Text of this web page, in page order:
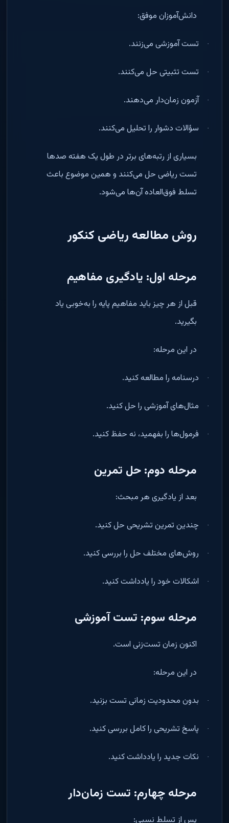
دانش‌آموزان موفق:
· تست آموزشی می‌زنند.
· تست تثبیتی حل می‌کنند.
· آزمون زمان‌دار می‌دهند.
· سؤالات دشوار را تحلیل می‌کنند.
بسیاری از رتبه‌های برتر در طول یک هفته صدها
تست ریاضی حل می‌کنند و همین موضوع باعث
تسلط فوق‌العاده آن‌ها می‌شود.
روش مطالعه ریاضی کنکور
مرحله اول: یادگیری مفاهیم
قبل از هر چیز باید مفاهیم پایه را به‌خوبی یاد
بگیرید.
در این مرحله:
· درسنامه را مطالعه کنید.
· مثال‌های آموزشی را حل کنید.
· فرمول‌ها را بفهمید، نه حفظ کنید.
مرحله دوم: حل تمرین
بعد از یادگیری هر مبحث:
· چندین تمرین تشریحی حل کنید.
· روش‌های مختلف حل را بررسی کنید.
· اشکالات خود را یادداشت کنید.
مرحله سوم: تست آموزشی
اکنون زمان تست‌زنی است.
در این مرحله:
· بدون محدودیت زمانی تست بزنید.
· پاسخ تشریحی را کامل بررسی کنید.
· نکات جدید را یادداشت کنید.
مرحله چهارم: تست زمان‌دار
پس از تسلط نسبی: